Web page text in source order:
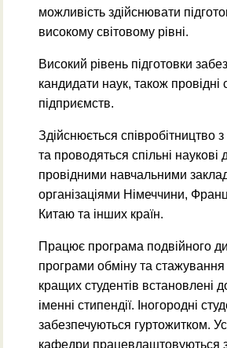
можливість здійснювати
високому світовому рівні.
Високий рівень підготовки
кандидати наук, також провідні
підприємств.
Здійснюється співробітництво з
та проводяться спільні наукові
провідними навчальними
організаціями Німеччини,
Китаю та інших країн.
Працює програма подвійного
програми обміну та
кращих студентів встановлені
іменні стипендії. Іногородні
забезпечуються гуртожитком.
кафедри працевлаштовуються